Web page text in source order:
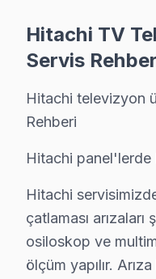
Sarıyer'de muadil
Hitachi ürünlerine
• Sarıyer'de
• Dijital teşhis
• Sarıyer
• Sarıyer'de müşteri
• Sürekli eğitim ve
Hitachi TV
Servis
Hitachi televizyon
Rehberi
Hitachi panel'lerde
Hitachi
çatlaması
osiloskop ve
ölçüm yapılır.